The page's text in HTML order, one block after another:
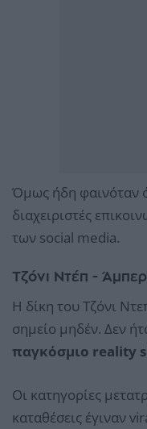
Όμως ήδη φαινόταν
διαχειριστές
των social media.
Τζόνι Ντέπ -
Η δίκη του Τζόνι
σημείο μηδέν. Δεν
παγκόσμιο reality
Οι κατηγορίες
καταθέσεις έγιναν